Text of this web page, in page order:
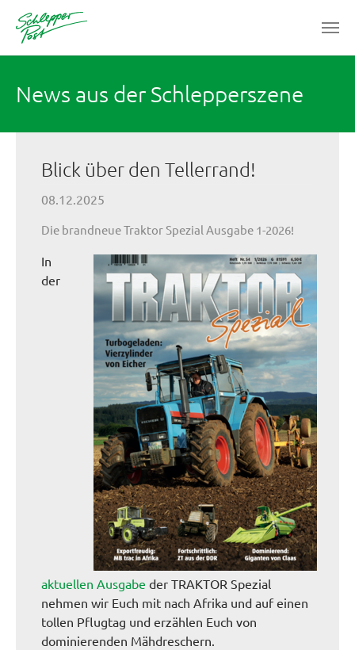
News aus der Schlepperszene
Blick über den Tellerrand!
08.12.2025
Die brandneue Traktor Spezial Ausgabe 1-2026!
In
der
aktuellen Ausgabe der TRAKTOR Spezial
nehmen wir Euch mit nach Afrika und auf einen
tollen Pflugtag und erzählen Euch von
dominierenden Mähdreschern.